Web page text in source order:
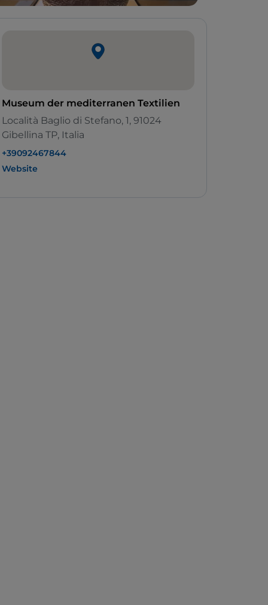
Museum der mediterranen Textilien
Località Baglio di Stefano, 1, 91024
Gibellina TP, Italia
+39092467844
Website